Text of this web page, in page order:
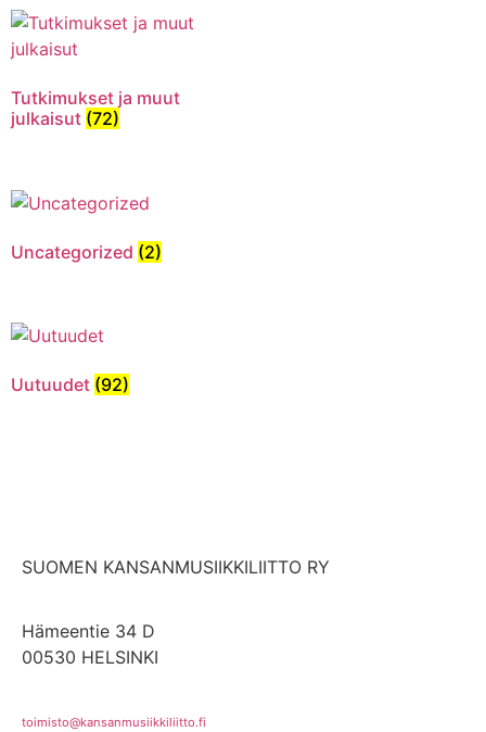
Tutkimukset ja muut
julkaisut (72)
Uncategorized (2)
Uutuudet (92)
SUOMEN KANSANMUSIIKKILIITTO RY
Hämeentie 34 D
00530 HELSINKI
toimisto@kansanmusiikkiliitto.fi